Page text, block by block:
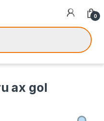
0
ax gol